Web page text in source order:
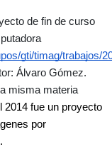
de fin de curso
gti/timag/trabajos/
Álvaro Gómez.
misma materia
2014 fue un proyecto
por